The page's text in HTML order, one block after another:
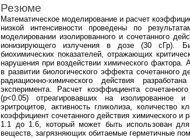
Резюме
Математическое моделирование и расчет
низкой интенсивности проведены по
моделировании изолированного и сочетанного
ионизирующего излучения в дозе (30 сГр).
биохимических показателей, отражающих
нарушения при воздействии химического
в развитии биологического эффекта сочетанного
радиационно-химического действия
эксперимента. Расчет коэффициента
(p<0.05) отреагировавших на изолированное и
эритроцитов, активность гликолиза,
коэффициент сочетанного действия химического и
1.1 до 1.6, который может быть использован для
веществ, загрязняющих обитаемые герметичные